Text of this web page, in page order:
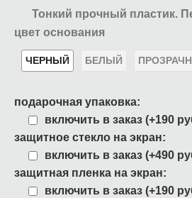
Тонкий прочный пластик.
цвет основания
ЧЕРНЫЙ БЕЛЫЙ
подарочная упаковка:
включить в заказ (+190
защитное стекло на экран:
включить в заказ (+490
защитная пленка на экран:
включить в заказ (+190